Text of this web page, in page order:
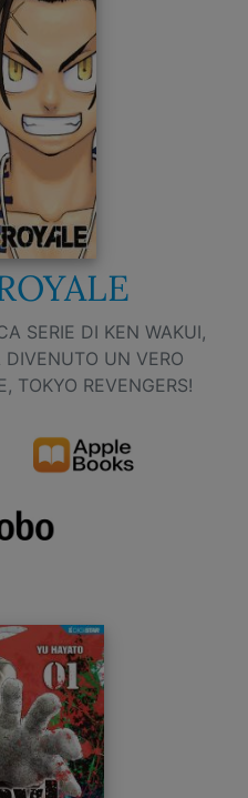
SERIE DI KEN WAKUI,
UN VERO
TOKYO REVENGERS!